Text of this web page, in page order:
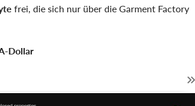
frei, die sich nur über die Garment Factory
Dollar